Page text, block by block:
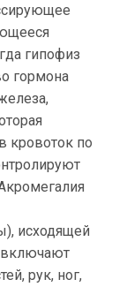
гипофиз
гормона
кровоток по
исходящей
включают
рук, ног,